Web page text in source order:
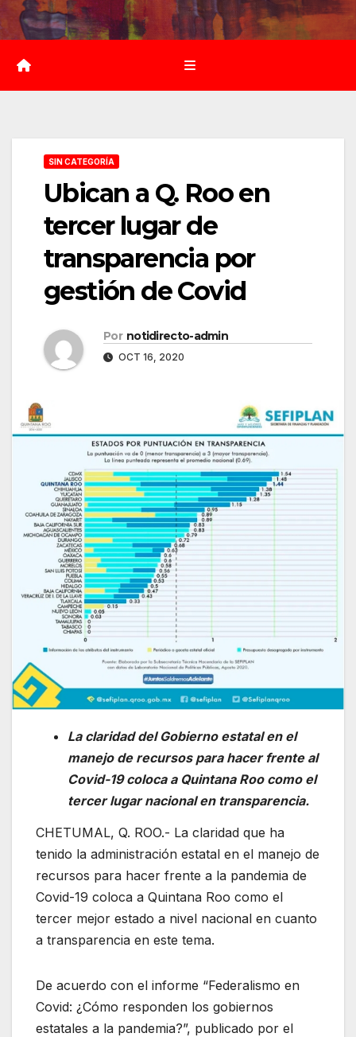
Saltar
al
contenido
SIN CATEGORÍA
Ubican a Q. Roo en
tercer lugar de
transparencia por
gestión de Covid
Por notidirecto-admin
OCT 16, 2020
La claridad del Gobierno estatal en el
manejo de recursos para hacer frente al
Covid-19 coloca a Quintana Roo como el
tercer lugar nacional en transparencia.
CHETUMAL, Q. ROO.- La claridad que ha
tenido la administración estatal en el manejo de
recursos para hacer frente a la pandemia de
Covid-19 coloca a Quintana Roo como el
tercer mejor estado a nivel nacional en cuanto
a transparencia en este tema.
De acuerdo con el informe “Federalismo en
Covid: ¿Cómo responden los gobiernos
estatales a la pandemia?”, publicado por el